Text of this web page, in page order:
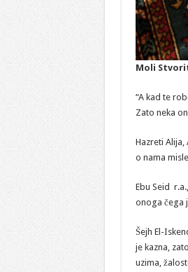
Moli
“A kad te
Zato neka
Hazreti
o nama
Ebu Seid
onoga čega
Šejh El-
je kazna,
uzima,